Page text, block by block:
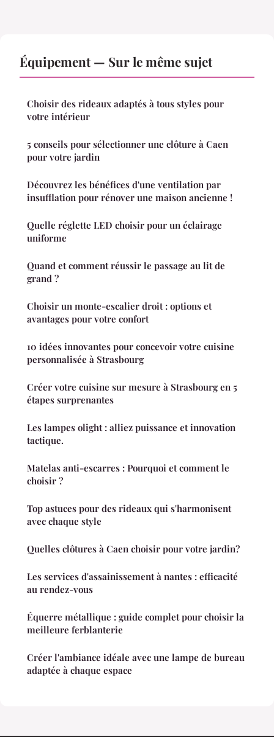
Équipement — Sur le même sujet
Choisir des rideaux adaptés à tous styles pour
votre intérieur
5 conseils pour sélectionner une clôture à Caen
pour votre jardin
Découvrez les bénéfices d'une ventilation par
insufflation pour rénover une maison ancienne !
Quelle réglette LED choisir pour un éclairage
uniforme
Quand et comment réussir le passage au lit de
grand ?
Choisir un monte-escalier droit : options et
avantages pour votre confort
10 idées innovantes pour concevoir votre cuisine
personnalisée à Strasbourg
Créer votre cuisine sur mesure à Strasbourg en 5
étapes surprenantes
Les lampes olight : alliez puissance et innovation
tactique.
Matelas anti-escarres : Pourquoi et comment le
choisir ?
Top astuces pour des rideaux qui s'harmonisent
avec chaque style
Quelles clôtures à Caen choisir pour votre jardin?
Les services d'assainissement à nantes : efficacité
au rendez-vous
Équerre métallique : guide complet pour choisir la
meilleure ferblanterie
Créer l'ambiance idéale avec une lampe de bureau
adaptée à chaque espace